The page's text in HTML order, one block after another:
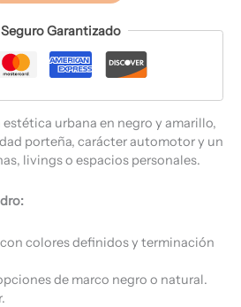
Garantizado
urbana en negro y amarillo,
porteña, carácter automotor y un
livings o espacios personales.
colores definidos y terminación
de marco negro o natural.